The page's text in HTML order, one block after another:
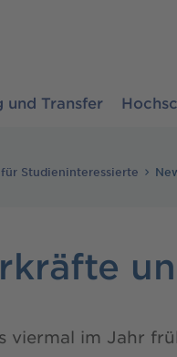
und Transfer
Studieninteressierte
viermal im Jahr